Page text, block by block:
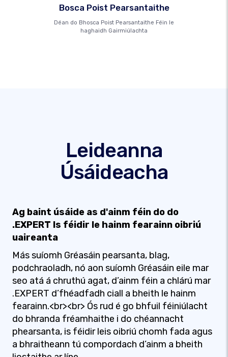
Bosca Poist Pearsantaithe
Déan do Bhosca Poist Pearsantaithe Féin le
haghaidh Gairmiúlachta
Leideanna
Úsáideacha
Ag baint úsáide as d'ainm féin do do
.EXPERT Is féidir le hainm fearainn oibriú
uaireanta
Más suíomh Gréasáin pearsanta, blag,
podchraoladh, nó aon suíomh Gréasáin eile mar
seo atá á chruthú agat, d’ainm féin a chlárú mar
.EXPERT d’fhéadfadh ciall a bheith le hainm
fearainn.<br><br> Ós rud é go bhfuil féiniúlacht
do bhranda fréamhaithe i do chéannacht
phearsanta, is féidir leis oibriú chomh fada agus
a bhraitheann tú compordach d’ainm a bheith